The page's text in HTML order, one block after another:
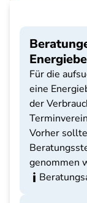
Für die
eine
der
Vorher
genommen